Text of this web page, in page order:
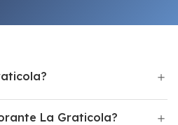
La Graticola?